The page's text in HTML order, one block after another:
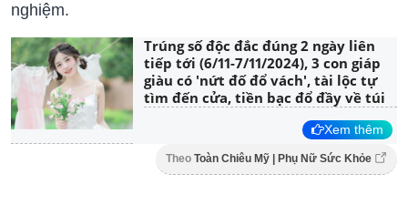
nghiệm.
Trúng số độc đắc đúng 2 ngày liên
tiếp tới (6/11-7/11/2024), 3 con giáp
giàu có 'nứt đố đổ vách', tài lộc tự
tìm đến cửa, tiền bạc đổ đầy về túi
Xem thêm
Theo Toàn Chiêu Mỹ | Phụ Nữ Sức Khỏe